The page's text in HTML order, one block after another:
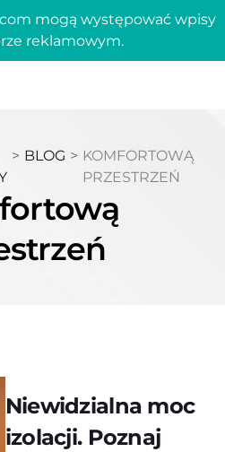
mogą występować wpisy
reklamowym.
> BLOG > KOMFORTOWĄ
PRZESTRZEŃ
Niewidzialna moc
izolacji. Poznaj